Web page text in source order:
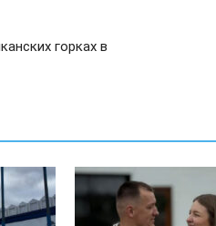
горках в